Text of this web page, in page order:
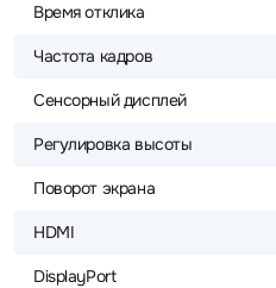
Время отклика
Частота кадров
Сенсорный дисплей
Регулировка высоты
Поворот экрана
HDMI
DisplayPort